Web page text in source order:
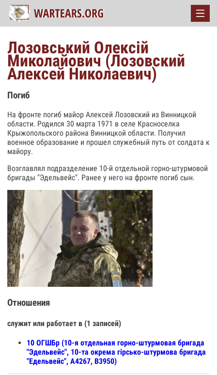
Лозовський Олексій
Миколайович (Лозовский
Алексей Николаевич)
Погиб
На фронте погиб майор Алексей Лозовский из Винницкой
области. Родился 30 марта 1971 в селе Красноселка
Крыжопольского района Винницкой области. Получил
военное образование и прошел служебный путь от солдата к
майору.
Возглавлял подразделение 10-й отдельной горно-штурмовой
бригады "Эдельвейс". Ранее у него на фронте погиб сын.
Отношения
служит или работает в (1 записей)
10 ОГШБр (10-я отдельная горно-штурмовая бригада
"Эдельвейс", 10-та окрема гірсько-штурмова бригада
"Едельвейс", А4267, В3950)